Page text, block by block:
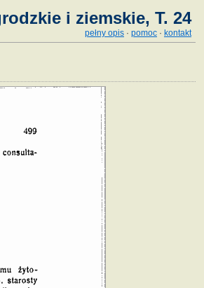
i ziemskie, T. 24
pełny opis · pomoc · kontakt